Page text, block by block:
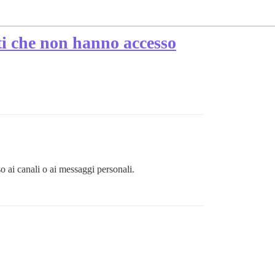
non hanno accesso
ai canali o ai messaggi personali.